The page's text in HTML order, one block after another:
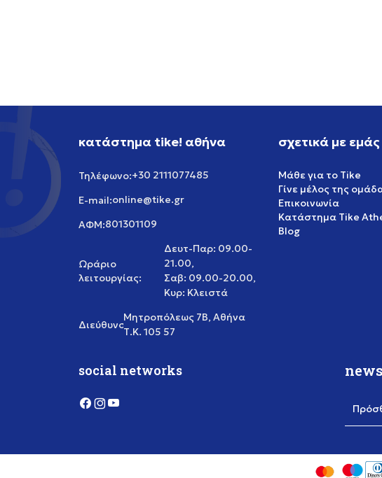
κατάστημα tike! αθήνα
Τηλέφωνο:+30 2111077485
E-mail:online@tike.gr
ΑΦΜ:801301109
Ωράριο
λειτουργίας:
Δευτ-Παρ: 09.00-
21.00,
Σαβ: 09.00-20.00,
Κυρ: Κλειστά
Διεύθυνση:
Μητροπόλεως 7Β, Αθήνα
Τ.Κ. 105 57
σχετικά με εμάς
Μάθε για το Tike
Γίνε μέλος της
Επικοινωνία
Κατάστημα Tike
Blog
social networks